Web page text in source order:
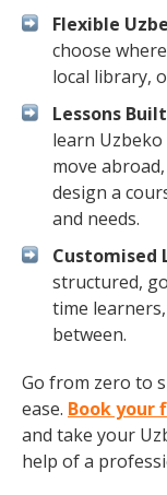
Flexible
choose
local library,
Lessons
learn
move
design a
and needs.
Customised
structured,
time
between.
Go from zero to
ease. Book your
and take your
help of a